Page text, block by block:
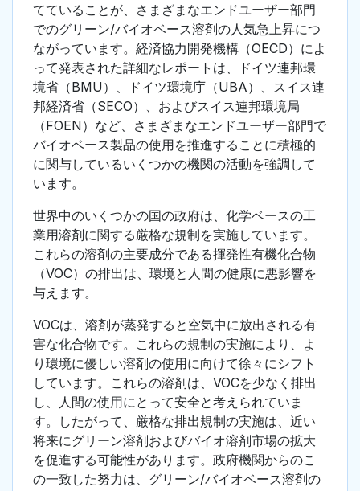
てていることが、さまざまなエンドユーザー部門
でのグリーン/バイオベース溶剤の人気急上昇につ
ながっています。経済協力開発機構（OECD）によ
って発表された詳細なレポートは、ドイツ連邦環
境省（BMU）、ドイツ環境庁（UBA）、スイス連
邦経済省（SECO）、およびスイス連邦環境局
（FOEN）など、さまざまなエンドユーザー部門で
バイオベース製品の使用を推進することに積極的
に関与しているいくつかの機関の活動を強調して
います。
世界中のいくつかの国の政府は、化学ベースの工
業用溶剤に関する厳格な規制を実施しています。
これらの溶剤の主要成分である揮発性有機化合物
（VOC）の排出は、環境と人間の健康に悪影響を
与えます。
VOCは、溶剤が蒸発すると空気中に放出される有
害な化合物です。これらの規制の実施により、よ
り環境に優しい溶剤の使用に向けて徐々にシフト
しています。これらの溶剤は、VOCを少なく排出
し、人間の使用にとって安全と考えられていま
す。したがって、厳格な排出規制の実施は、近い
将来にグリーン溶剤およびバイオ溶剤市場の拡大
を促進する可能性があります。政府機関からのこ
の一致した努力は、グリーン/バイオベース溶剤の